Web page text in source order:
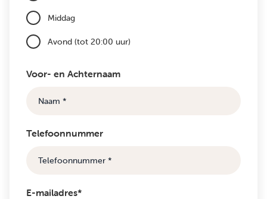
Middag
Avond (tot 20:00 uur)
Voor- en Achternaam
Telefoonnummer
E-mailadres*